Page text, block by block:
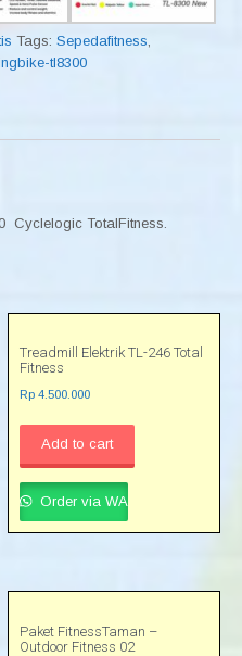
Tags: Sepedafitness
tl8300
Cyclelogic TotalFitness.
Treadmill Elektrik TL-246 Total
Fitness
Rp 4.500.000
Add to cart
Order via WA
Paket FitnessTaman –
Outdoor Fitness 02